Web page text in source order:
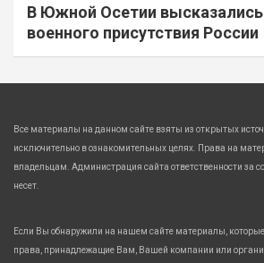
В Южной Осетии высказались
военного присутствия России
Все материалы на данном сайте взяты из открытых
исключительно в ознакомительных целях. Права на
владельцам. Администрация сайта ответственности за
несет.
Если Вы обнаружили на нашем сайте материалы,
права, принадлежащие Вам, Вашей компании или